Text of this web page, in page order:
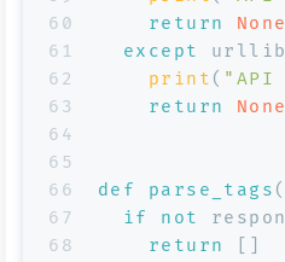
60
61
62
63
64
65
66
67
68
return
None
except
print (
return
None
def parse_tags (
if
not
return